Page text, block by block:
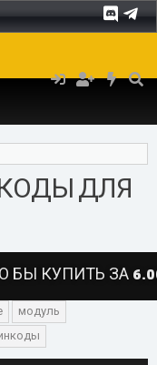
ДЛЯ
КУПИТЬ ЗА 6.00
модуль